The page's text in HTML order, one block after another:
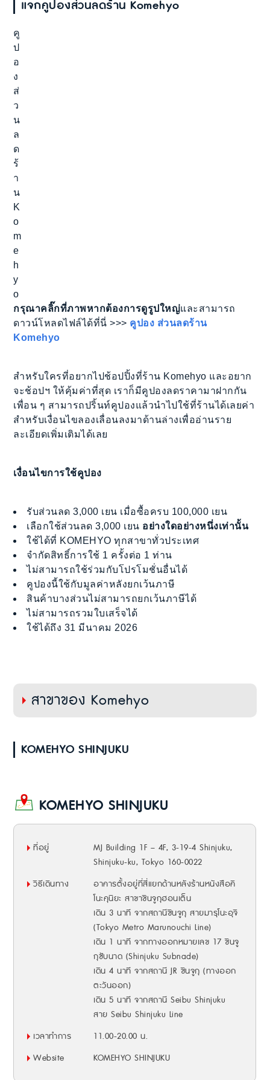
แจกคูปองส่วนลดร้าน Komehyo
คู
ป
อ
ง
ส่
ว
น
ล
ด
ร้
า
น
K
o
m
e
h
y
o
กรุณาคลิ๊กที่ภาพหากต้องการดูรูปใหญ่และสามารถ
ดาวน์โหลดไฟล์ได้ที่นี่ >>> คูปอง ส่วนลดร้าน
Komehyo
สำหรับใครที่อยากไปช้อปปิ้งที่ร้าน Komehyo และอยาก
จะช้อปฯ ให้คุ้มค่าที่สุด เราก็มีคูปองลดราคามาฝากกัน
เพื่อน ๆ สามารถปริ้นท์คูปองแล้วนำไปใช้ที่ร้านได้เลยค่า
สำหรับเงื่อนไขลองเลื่อนลงมาด้านล่างเพื่ออ่านราย
ละเอียดเพิ่มเติมได้เลย
เงื่อนไขการใช้คูปอง
รับส่วนลด 3,000 เยน เมื่อซื้อครบ 100,000 เยน
เลือกใช้ส่วนลด 3,000 เยน อย่างใดอย่างหนึ่งเท่านั้น
ใช้ได้ที่ KOMEHYO ทุกสาขาทั่วประเทศ
จำกัดสิทธิ์การใช้ 1 ครั้งต่อ 1 ท่าน
ไม่สามารถใช้ร่วมกับโปรโมชั่นอื่นได้
คูปองนี้ใช้กับมูลค่าหลังยกเว้นภาษี
สินค้าบางส่วนไม่สามารถยกเว้นภาษีได้
ไม่สามารถรวมใบเสร็จได้
ใช้ได้ถึง 31 มีนาคม 2026
สาขาของ Komehyo
KOMEHYO SHINJUKU
KOMEHYO SHINJUKU
ที่อยู่
MJ Building 1F – 4F, 3-19-4 Shinjuku,
Shinjuku-ku, Tokyo 160-0022
วิธีเดินทาง
อาคารตั้งอยู่ที่สี่แยกด้านหลังร้านหนังสือคิ
โนะคุนิยะ สาขาชินจูกุฮอนเต็น
เดิน 3 นาที จากสถานีชินจูกุ สายมารุโนะอุจิ
(Tokyo Metro Marunouchi Line)
เดิน 1 นาที จากทางออกหมายเลข 17 ชินจู
กุซับนาด (Shinjuku Subnade)
เดิน 4 นาที จากสถานี JR ชินจูกุ (ทางออก
ตะวันออก)
เดิน 5 นาที จากสถานี Seibu Shinjuku
สาย Seibu Shinjuku Line
เวลาทำการ
11.00-20.00 น.
Website
KOMEHYO SHINJUKU